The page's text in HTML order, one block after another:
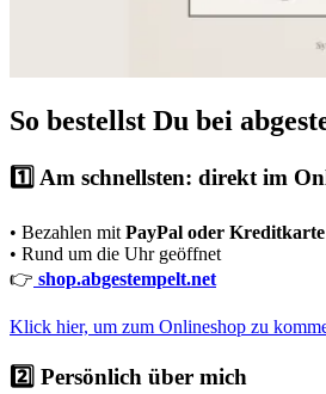
So bestellst Du bei
1️⃣ Am schnellsten: direkt im
• Bezahlen mit PayPal oder Kreditkarte
• Rund um die Uhr geöffnet
👉 shop.abgestempelt.net
Klick hier, um zum Onlineshop zu
2️⃣ Persönlich über mich